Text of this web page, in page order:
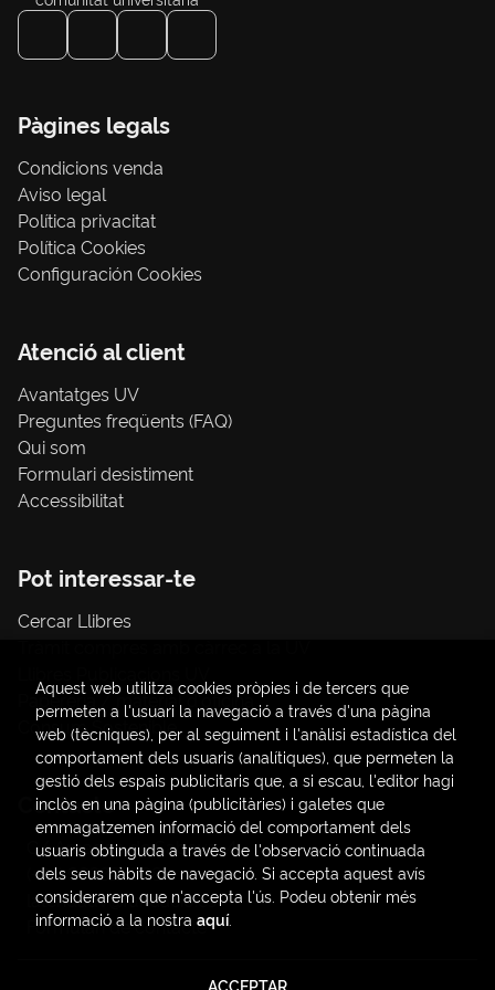
Pàgines legals
Condicions venda
Aviso legal
Política privacitat
Política Cookies
Configuración Cookies
Atenció al client
Avantatges UV
Preguntes freqüents (FAQ)
Qui som
Formulari desistiment
Accessibilitat
Pot interessar-te
Cercar Llibres
Papereria / material d'oficina
Consum Sostenible
Contacte
C/ Amadeo de Saboya, 4
(+34) 963828968
latendauv@fundacio.es
Formulari de contacte
Aquest web utilitza cookies pròpies i de tercers que
permeten a l'usuari la navegació a través d'una pàgina
web (tècniques), per al seguiment i l'anàlisi estadística del
comportament dels usuaris (analítiques), que permeten la
gestió dels espais publicitaris que, a si escau, l'editor hagi
inclòs en una pàgina (publicitàries) i galetes que
emmagatzemen informació del comportament dels
usuaris obtinguda a través de l'observació continuada
dels seus hàbits de navegació. Si accepta aquest avís
considerarem que n'accepta l'ús. Podeu obtenir més
informació a la nostra aquí.
ACCEPTAR